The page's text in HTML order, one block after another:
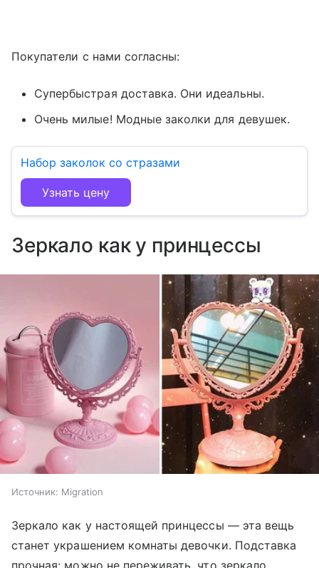
Покупатели с нами согласны:
Супербыстрая доставка. Они идеальны.
Очень милые! Модные заколки для девушек.
Набор заколок со стразами
Узнать цену
Зеркало как у принцессы
Источник: Migration
Зеркало как у настоящей принцессы — эта вещь
станет украшением комнаты девочки. Подставка
прочная: можно не переживать, что зеркало